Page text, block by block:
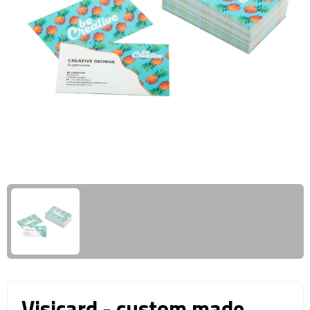
Business trolleys
Documententassen
Kledingtassen
Reistassen & Trolleys
Reistassen
Trolleys
Giftcards
Wellness Giftsets